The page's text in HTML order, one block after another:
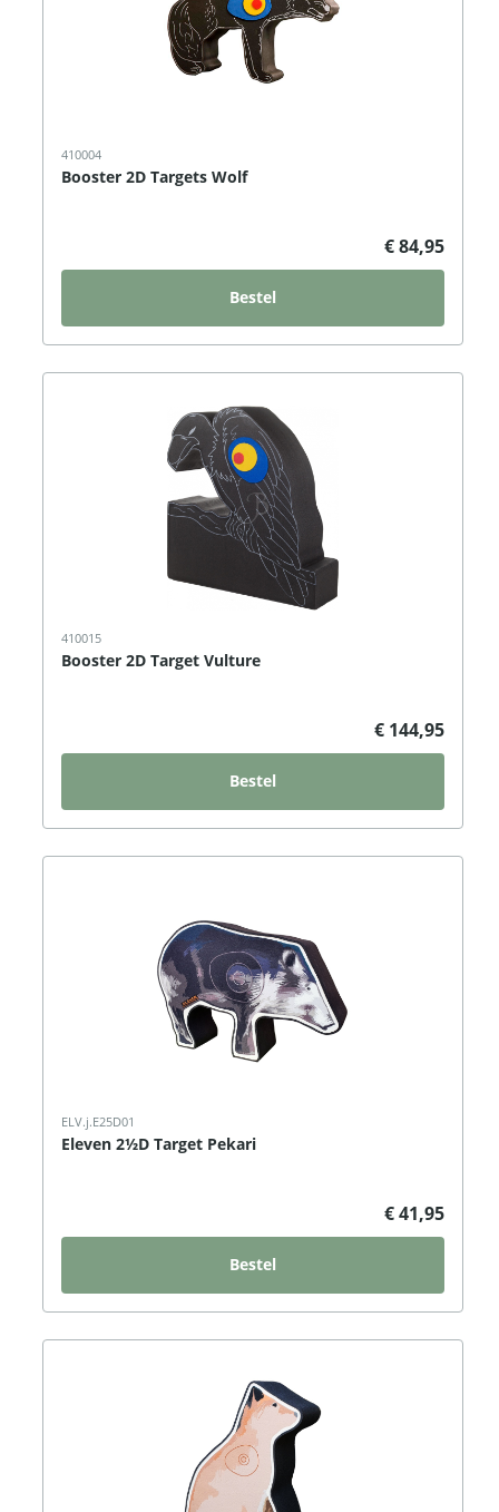
410004
Booster 2D Targets Wolf
€ 84,95
Bestel
410015
Booster 2D Target Vulture
€ 144,95
Bestel
ELV.j.E25D01
Eleven 2½D Target Pekari
€ 41,95
Bestel